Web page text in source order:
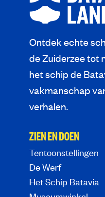
Ontdek echte
de Zuiderzee tot
het schip de
vakmanschap
verhalen.
ZIEN EN DOEN
Tentoonstellingen
De Werf
Het Schip Batavia